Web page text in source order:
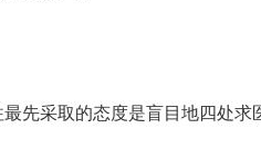
先采取的态度是盲目地四处求